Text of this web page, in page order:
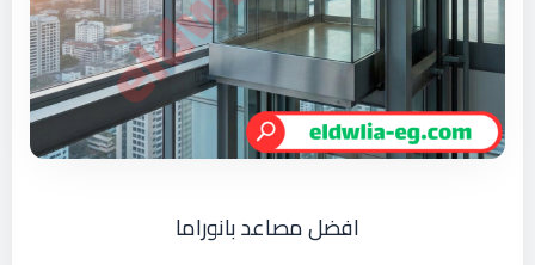
افضل مصاعد بانوراما